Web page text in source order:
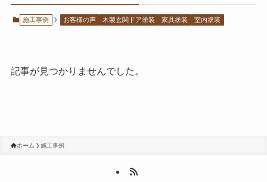
施工事例 お客様の声 木製玄関ドア塗装 家具塗装 室内塗装
記事が見つかりませんでした。
ホーム 施工事例